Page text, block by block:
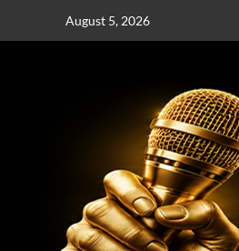
August 5, 2026